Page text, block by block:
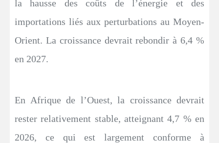
la hausse des coûts de l’énergie et des
importations liés aux perturbations au Moyen-
Orient. La croissance devrait rebondir à 6,4 %
en 2027.
En Afrique de l’Ouest, la croissance devrait
rester relativement stable, atteignant 4,7 % en
2026, ce qui est largement conforme à